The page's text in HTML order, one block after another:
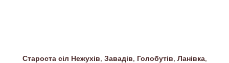
Староста сіл Нежухів, Завадів, Голобутів, Ланівка,